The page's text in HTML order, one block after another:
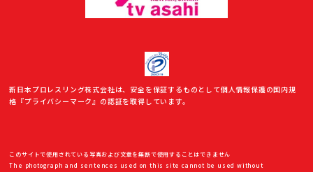
新日本プロレスリング株式会社は、安全を保証するものとして個人情報保護の国内規
格『プライバシーマーク』の認証を取得しています。
このサイトで使用されている写真および文章を無断で使用することはできません
The photograph and sentences used on this site cannot be used without